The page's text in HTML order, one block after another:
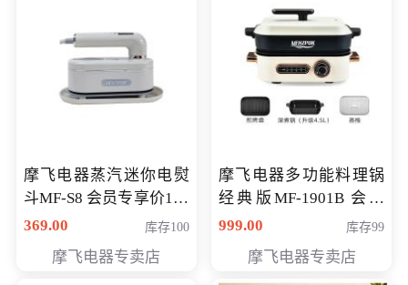
摩飞电器蒸汽迷你电熨
斗MF-S8 会员专享价168
元
369.00 库存100
摩飞电器专卖店
摩飞电器多功能料理锅
经典版MF-1901B 会员
专享价399元
999.00 库存99
摩飞电器专卖店